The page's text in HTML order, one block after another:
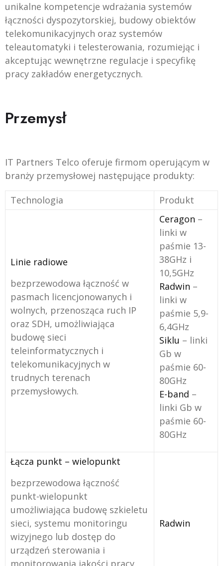
unikalne kompetencje wdrażania systemów
łączności dyspozytorskiej, budowy obiektów
telekomunikacyjnych oraz systemów
teleautomatyki i telesterowania, rozumiejąc i
akceptując wewnętrzne regulacje i specyfikę
pracy zakładów energetycznych.
Przemysł
IT Partners Telco oferuje firmom operującym w
branży przemysłowej następujące produkty:
Technologia Produkt
Linie radiowe
bezprzewodowa łączność w
pasmach licencjonowanych i
wolnych, przenosząca ruch IP
oraz SDH, umożliwiająca
budowę sieci
teleinformatycznych i
telekomunikacyjnych w
trudnych terenach
przemysłowych.
Ceragon –
linki w
paśmie 13-
38GHz i
10,5GHz
Radwin –
linki w
paśmie 5,9-
6,4GHz
Siklu – linki
Gb w
paśmie 60-
80GHz
E-band –
linki Gb w
paśmie 60-
80GHz
Łącza punkt – wielopunkt
bezprzewodowa łączność
punkt-wielopunkt
umożliwiająca budowę szkieletu
sieci, systemu monitoringu
wizyjnego lub dostęp do
urządzeń sterowania i
monitorowania jakości pracy
Radwin